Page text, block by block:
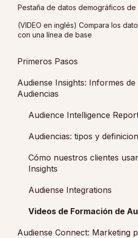
Pestaña de datos demográficos de
(VIDEO en inglés) Compara los
con una línea de base
Primeros Pasos
Empezando con Audiense
Audiense Insights: Informes de
Audiencias
Audience Intelligence
Audiencias: tipos y
Cómo nuestros clientes
Insights
Audiense Integrations
Videos de Formación de
Audiense Connect: Marketing